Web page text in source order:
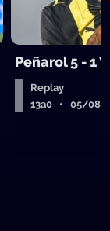
Peñarol 5 - 1
Replay
13a0 • 05/08/